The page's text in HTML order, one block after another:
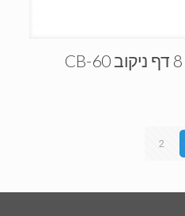
2